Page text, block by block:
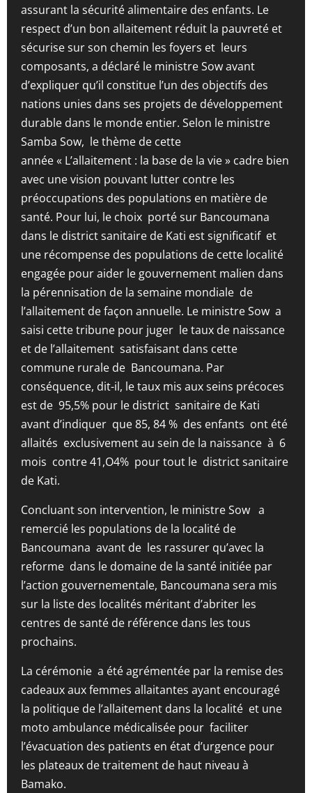
assurant la sécurité alimentaire des enfants. Le
respect d’un bon allaitement réduit la pauvreté et
sécurise sur son chemin les foyers et leurs
composants, a déclaré le ministre Sow avant
d’expliquer qu’il constitue l’un des objectifs des
nations unies dans ses projets de développement
durable dans le monde entier. Selon le ministre
Samba Sow, le thème de cette
année « L’allaitement : la base de la vie » cadre bien
avec une vision pouvant lutter contre les
préoccupations des populations en matière de
santé. Pour lui, le choix porté sur Bancoumana
dans le district sanitaire de Kati est significatif et
une récompense des populations de cette localité
engagée pour aider le gouvernement malien dans
la pérennisation de la semaine mondiale de
l’allaitement de façon annuelle. Le ministre Sow a
saisi cette tribune pour juger le taux de naissance
et de l’allaitement satisfaisant dans cette
commune rurale de Bancoumana. Par
conséquence, dit-il, le taux mis aux seins précoces
est de 95,5% pour le district sanitaire de Kati
avant d’indiquer que 85, 84 % des enfants ont été
allaités exclusivement au sein de la naissance à 6
mois contre 41,O4% pour tout le district sanitaire
de Kati.
Concluant son intervention, le ministre Sow a
remercié les populations de la localité de
Bancoumana avant de les rassurer qu’avec la
reforme dans le domaine de la santé initiée par
l’action gouvernementale, Bancoumana sera mis
sur la liste des localités méritant d’abriter les
centres de santé de référence dans les tous
prochains.
La cérémonie a été agrémentée par la remise des
cadeaux aux femmes allaitantes ayant encouragé
la politique de l’allaitement dans la localité et une
moto ambulance médicalisée pour faciliter
l’évacuation des patients en état d’urgence pour
les plateaux de traitement de haut niveau à
Bamako.